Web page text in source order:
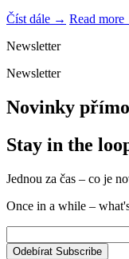
Číst dále → Read
Newsletter
Newsletter
Novinky
Stay in the
Jednou za čas – co je
Once in a while –
Odebírat Subscribe